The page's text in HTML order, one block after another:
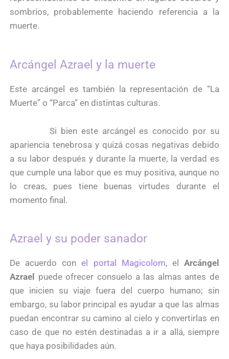
sombríos, probablemente haciendo referencia a la
muerte.
Arcángel Azrael y la muerte
Este arcángel es también la representación de “La
Muerte” o “Parca” en distintas culturas.
Si bien este arcángel es conocido por su
apariencia tenebrosa y quizá cosas negativas debido
a su labor después y durante la muerte, la verdad es
que cumple una labor que es muy positiva, aunque no
lo creas, pues tiene buenas virtudes durante el
momento final.
Azrael y su poder sanador
De acuerdo conel portal Magicolom, el Arcángel
Azrael puede ofrecer consuelo a las almas antes de
que inicien su viaje fuera del cuerpo humano; sin
embargo, su labor principal es ayudar a que las almas
puedan encontrar su camino al cielo y convertirlas en
caso de que no estén destinadas a ir a allá, siempre
que haya posibilidades aún.